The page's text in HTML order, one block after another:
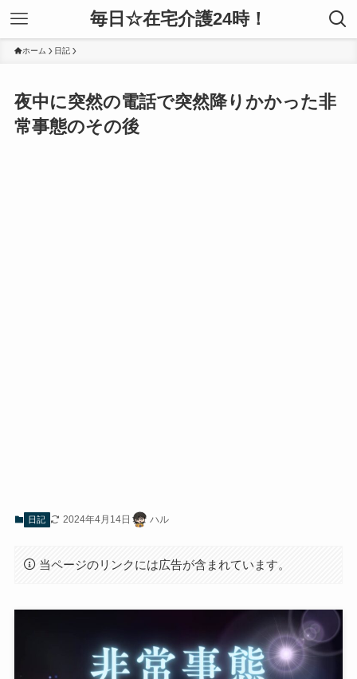
毎日☆在宅介護24時！
ホーム 日記
夜中に突然の電話で突然降りかかった非
常事態のその後
日記 2024年4月14日 ハル
当ページのリンクには広告が含まれています。